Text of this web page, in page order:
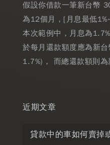
假設你借款一筆新台幣
為12個月，[月息最低
本次範例中，月息為
於每月還款額度應為新
1.7%)， 而總還款額則
近期文章
貸款中的車如何賣掉